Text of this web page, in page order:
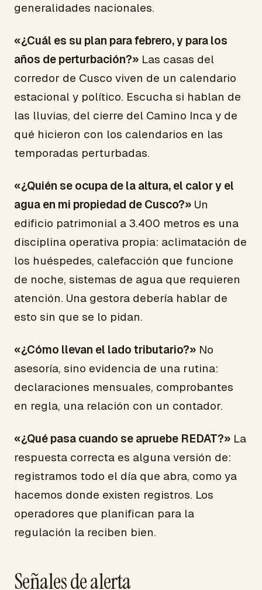
generalidades nacionales.
«¿Cuál es su plan para febrero, y para los
años de perturbación?» Las casas del
corredor de Cusco viven de un calendario
estacional y político. Escucha si hablan de
las lluvias, del cierre del Camino Inca y de
qué hicieron con los calendarios en las
temporadas perturbadas.
«¿Quién se ocupa de la altura, el calor y el
agua en mi propiedad de Cusco?» Un
edificio patrimonial a 3.400 metros es una
disciplina operativa propia: aclimatación de
los huéspedes, calefacción que funcione
de noche, sistemas de agua que requieren
atención. Una gestora debería hablar de
esto sin que se lo pidan.
«¿Cómo llevan el lado tributario?» No
asesoría, sino evidencia de una rutina:
declaraciones mensuales, comprobantes
en regla, una relación con un contador.
«¿Qué pasa cuando se apruebe REDAT?» La
respuesta correcta es alguna versión de:
registramos todo el día que abra, como ya
hacemos donde existen registros. Los
operadores que planifican para la
regulación la reciben bien.
Señales de alerta